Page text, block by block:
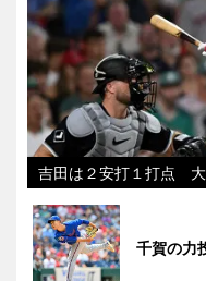
吉田は２安打１打点
千賀の